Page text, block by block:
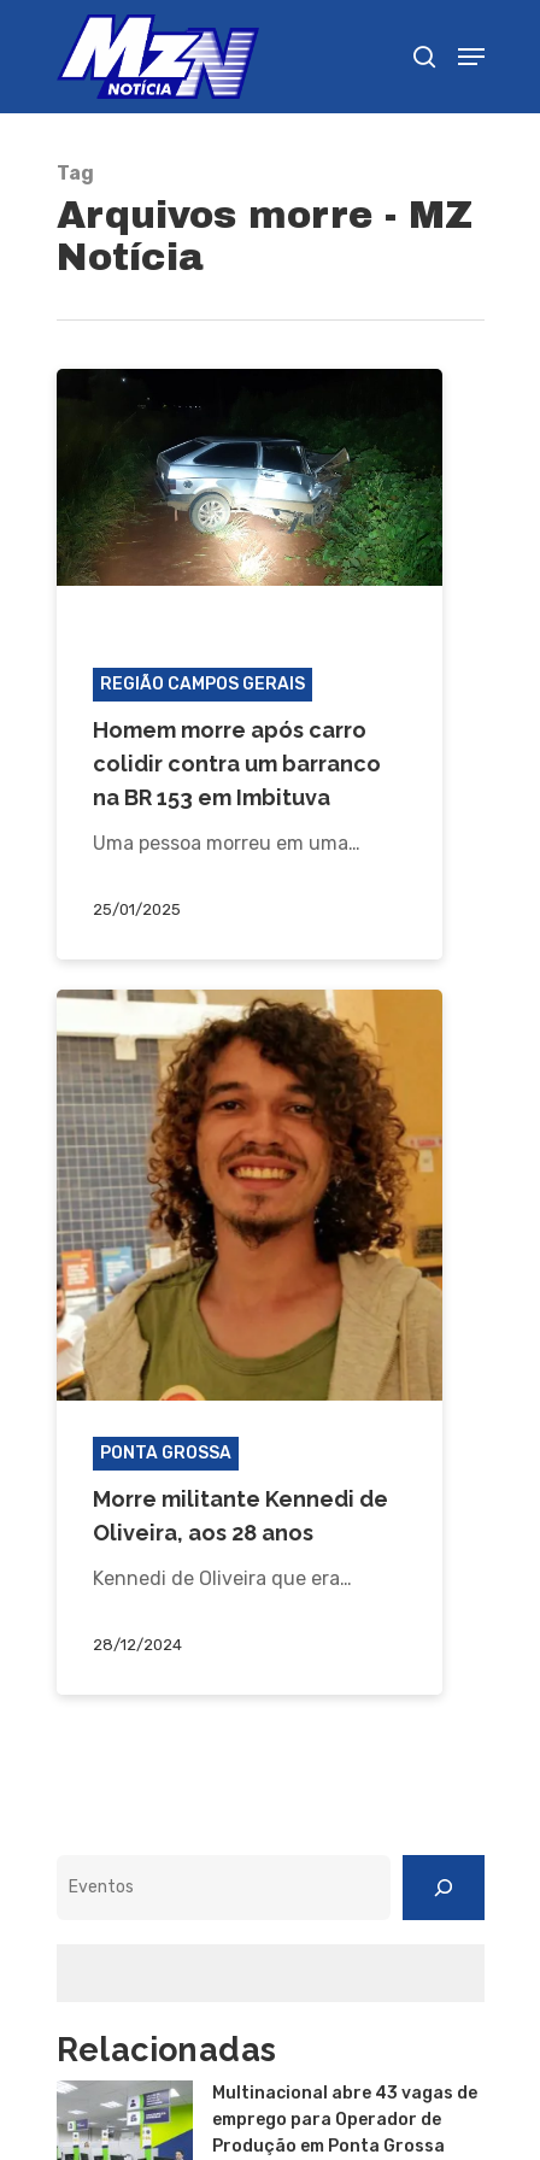
Tag
Arquivos morre - MZ
Notícia
REGIÃO CAMPOS GERAIS
Homem morre após carro
colidir contra um barranco
na BR 153 em Imbituva
Uma pessoa morreu em uma…
25/01/2025
PONTA GROSSA
Morre militante Kennedi de
Oliveira, aos 28 anos
Kennedi de Oliveira que era…
28/12/2024
Relacionadas
Multinacional abre 43 vagas de
emprego para Operador de
Produção em Ponta Grossa